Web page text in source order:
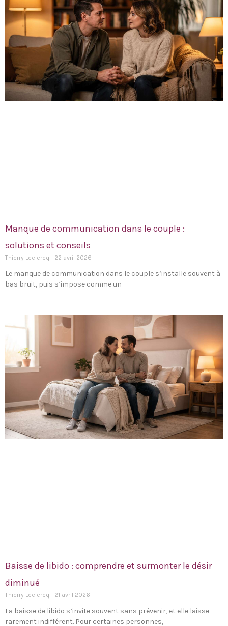
Manque de communication dans le couple :
solutions et conseils
Thierry Leclercq 22 avril 2026
Le manque de communication dans le couple s’installe souvent à
bas bruit, puis s’impose comme un
Baisse de libido : comprendre et surmonter le désir
diminué
Thierry Leclercq 21 avril 2026
La baisse de libido s’invite souvent sans prévenir, et elle laisse
rarement indifférent. Pour certaines personnes,